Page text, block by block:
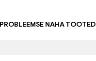
PROBLEEMSE NAHA TOOTED